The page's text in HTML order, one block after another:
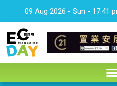
09 Aug 2026 - Sun - 17:41